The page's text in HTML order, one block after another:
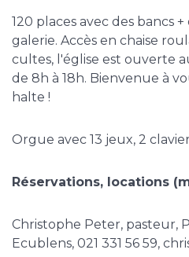
120 places avec des bancs
galerie. Accès en chaise
cultes, l'église est ouverte
de 8h à 18h. Bienvenue à
halte !
Orgue avec 13 jeux, 2
Réservations, locations
Christophe Peter, pasteur,
Ecublens, 021 331 56 59,